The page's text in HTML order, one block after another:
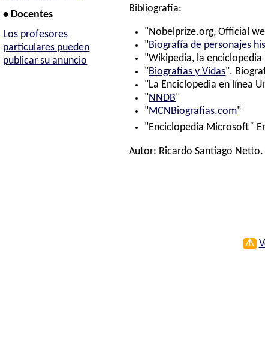
• Docentes
Los profesores
particulares pueden
publicar su anuncio
Bibliografía:
"Nobelprize.org, Official
"Biografía de personajes
"Wikipedia, la
"Biografías y Vidas".
"La Enciclopedia en línea
"NNDB"
"MCNBiografias.com"
"Enciclopedia Microsoft ®
Autor: Ricardo Santiago Netto.
⚠